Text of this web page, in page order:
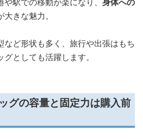
大きな魅力。
など形状も多く、旅行や出張はもち
としても活躍します。
グの容量と固定力は購入前